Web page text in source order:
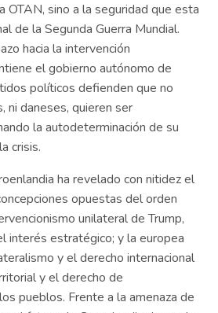
OTAN, sino a la seguridad que esta
de la Segunda Guerra Mundial.
hacia la intervención
el gobierno autónomo de
políticos defienden que no
ni daneses, quieren ser
la autodeterminación de su
crisis.
ha revelado con nitidez el
opuestas del orden
unilateral de Trump,
interés estratégico; y la europea
y el derecho internacional
y el derecho de
pueblos. Frente a la amenaza de